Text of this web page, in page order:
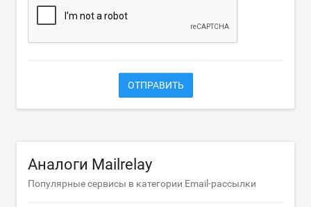
ОТПРАВИТЬ
Аналоги Mailrelay
Популярные сервисы в категории Email-рассылки